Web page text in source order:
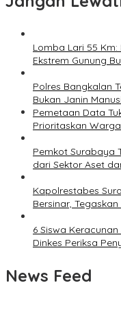
Lomba Lari 55
Ekstrem Gunung
Polres Bangkalan
Bukan Janin
Pemetaan Data
Prioritaskan
Pemkot Surabaya
dari Sektor Aset
Kapolrestabes
Bersinar,
6 Siswa
Dinkes Periksa
News Feed